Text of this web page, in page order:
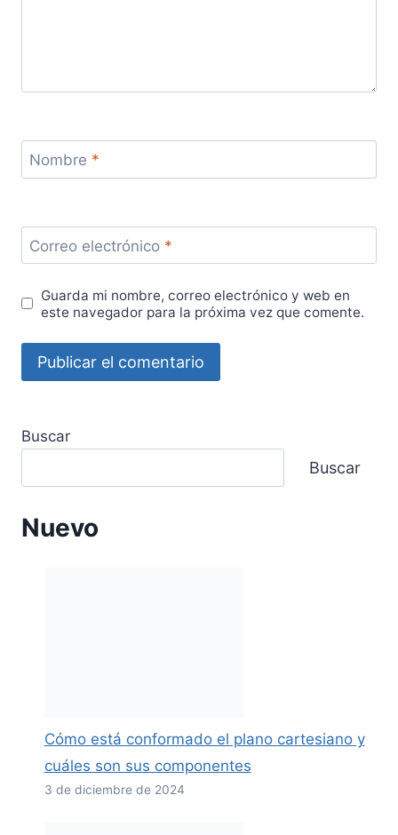
Nombre *
Correo electrónico *
Guarda mi nombre, correo electrónico y web en
este navegador para la próxima vez que comente.
Buscar
Buscar
Nuevo
Cómo está conformado el plano cartesiano y
cuáles son sus componentes
3 de diciembre de 2024